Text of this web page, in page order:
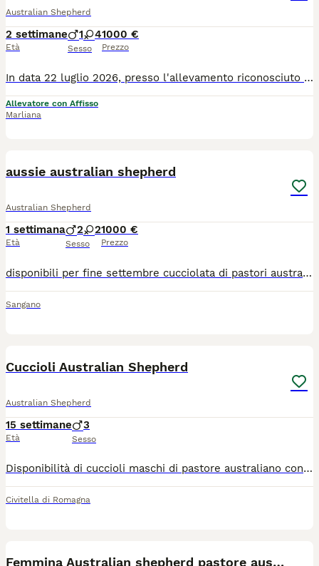
Australian Shepherd
2 settimane
Età
1 4
Sesso
1000 €
Prezzo
In data 22 luglio 2026, presso l'allevamento riconosciuto ENCI/FCI Of Mistral's Kiss, in provincia di Pistoia, è nata una cucciolata di pastore australiano. Da mamma Mela e papà Aslan sono nati 5 stupendi cuccioli. Abbiamo disponibili: -1 femmina blue merle -1 femmina red merle -2 femmine nere tricolore -1 maschio rosso tricolore. Tutti i cuccioli hanno la coda lunga. I cuccioli saranno consegnati a partire dal 60esimo giorno di vita con vaccino, 3 sverminazioni, microchip ed iscrizione all'anagrafe canina, visita oculistica specialistica, puppy kit, certificato di buona salute, fattura e pedigree ENCI. I genitori sono testati per la displasia di anca e gomito con risultati ufficiali, esenti dalle principali patologie genetiche di razza. Maggiori informazioni SOLO telefonicamente. Prezzi da 1000 a 1500 euro.
Allevatore con Affisso
Marliana
aussie australian shepherd
Australian Shepherd
1 settimana
Età
2 2
Sesso
1000 €
Prezzo
disponibili per fine settembre cucciolata di pastori australiani con pedigree. nasceranno a fine luglio. non si sa ancora il sesso ma dall ecografia si vede che sono 4 . i genitori hanno fatto tutte i test genetici mrd1 e lastre ufficiali anca e gomiti negativi .a partire da 1000
Sangano
Cuccioli Australian Shepherd
Australian Shepherd
15 settimane
Età
3
Sesso
Disponibilità di cuccioli maschi di pastore australiano con pedigree, crescono in ambiente familiare a contatto con persone, bambini e altri animali. I cuccioli disponibili sono due maschietti Red Merle e un maschietto Red Tricolor, bellissimi colori del mantello e occhi azzurri. Sono nati il 24.04.2026 e sono già disponibili ad entrare nelle loro nuove famiglie con microchip, vaccino, sverminazione, pedigree e libretto sanitario. Entrambi i genitori sono esenti e testati da patologie della razza, hanno effettuato test genetici, lastre anche e gomiti e visita SOVI.
Civitella di Romagna
Femmina Australian shepherd pastore australiano